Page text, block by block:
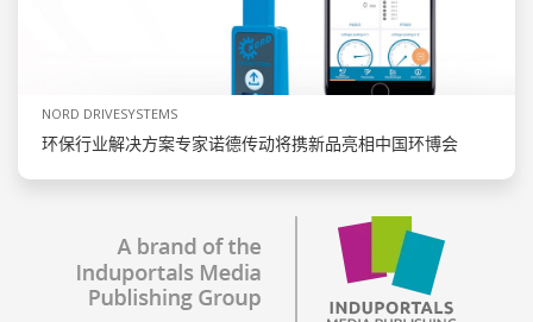
NORD DRIVESYSTEMS
环保行业解决方案专家诺德传动将携新品亮相中国环博会